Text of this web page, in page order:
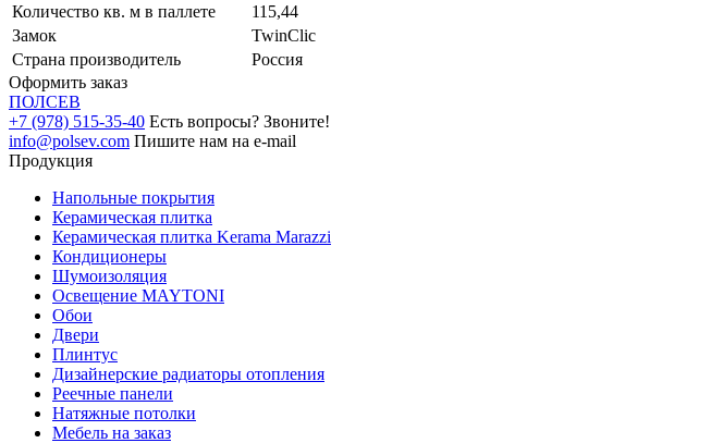
Количество кв. м в паллете
115,44
Замок
TwinClic
Страна производитель
Россия
Оформить заказ
ПОЛСЕВ
+7 (978) 515-35-40 Есть вопросы? Звоните!
info@polsev.com Пишите нам на e-mail
Продукция
Напольные покрытия
Керамическая плитка
Керамическая плитка Kerama Marazzi
Кондиционеры
Шумоизоляция
Освещение MAYTONI
Обои
Двери
Плинтус
Дизайнерские радиаторы отопления
Реечные панели
Натяжные потолки
Мебель на заказ